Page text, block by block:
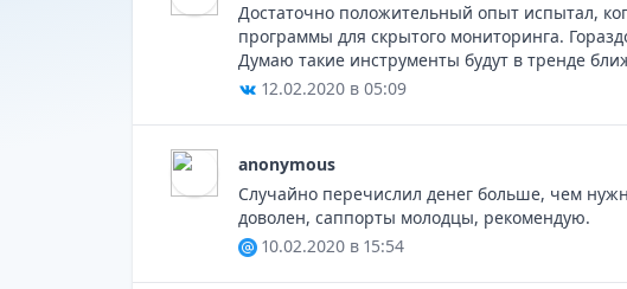
Достаточно положительный опыт испытал,
программы для скрытого мониторинга.
Думаю такие инструменты будут в тренде
12.02.2020 в 05:09
anonymous
Случайно перечислил денег больше, чем
доволен, саппорты молодцы, рекомендую.
10.02.2020 в 15:54